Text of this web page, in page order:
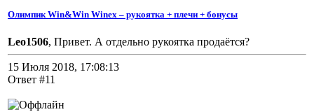
Олимпик Win&Win Winex – рукоятка + плечи + бонусы
Leo1506, Привет. А отдельно рукоятка продаётся?
15 Июля 2018, 17:08:13
Ответ #11